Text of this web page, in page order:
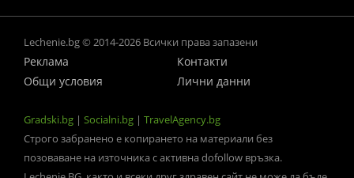
Lechenie.bg © 2014-2026 Всички права запазени
Реклама
Контакти
Общи условия
Лични данни
Gradski.bg | Socialni.bg | TravelAgency.bg
Строго забранено е копирането на материали без
позоваване на източника с активна dofollow връзка.